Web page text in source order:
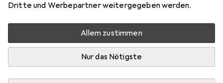
Dritte und Werbepartner weitergegeben werden.
Allem zustimmen
Nur das Nötigste